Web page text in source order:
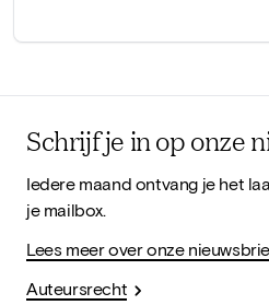
Schrijf je in op onze
Iedere maand ontvang je het
je mailbox.
Lees meer over onze
Auteursrecht